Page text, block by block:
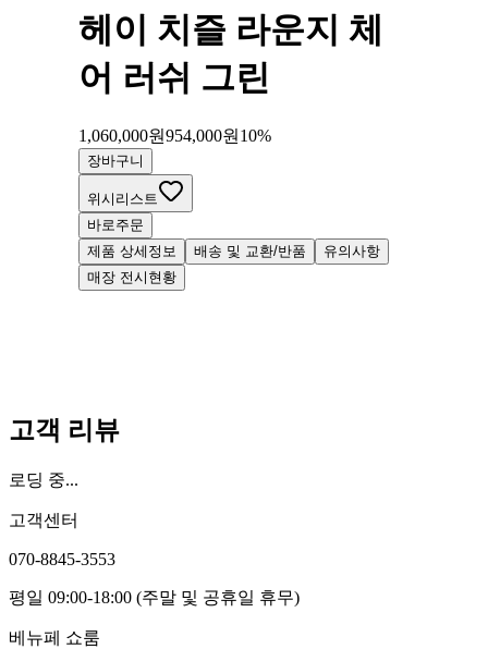
헤이 치즐 라운지 체
어 러쉬 그린
1,060,000원954,000원 10%
장바구니
위시리스트
바로주문
제품 상세정보
배송 및 교환/반품
유의사항
매장 전시현황
고객 리뷰
로딩 중...
고객센터
070-8845-3553
평일 09:00-18:00 (주말 및 공휴일 휴무)
베뉴페 쇼룸